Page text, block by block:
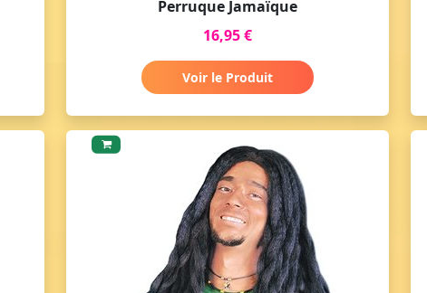
Perruque Jamaïque
16,95 €
Voir le Produit